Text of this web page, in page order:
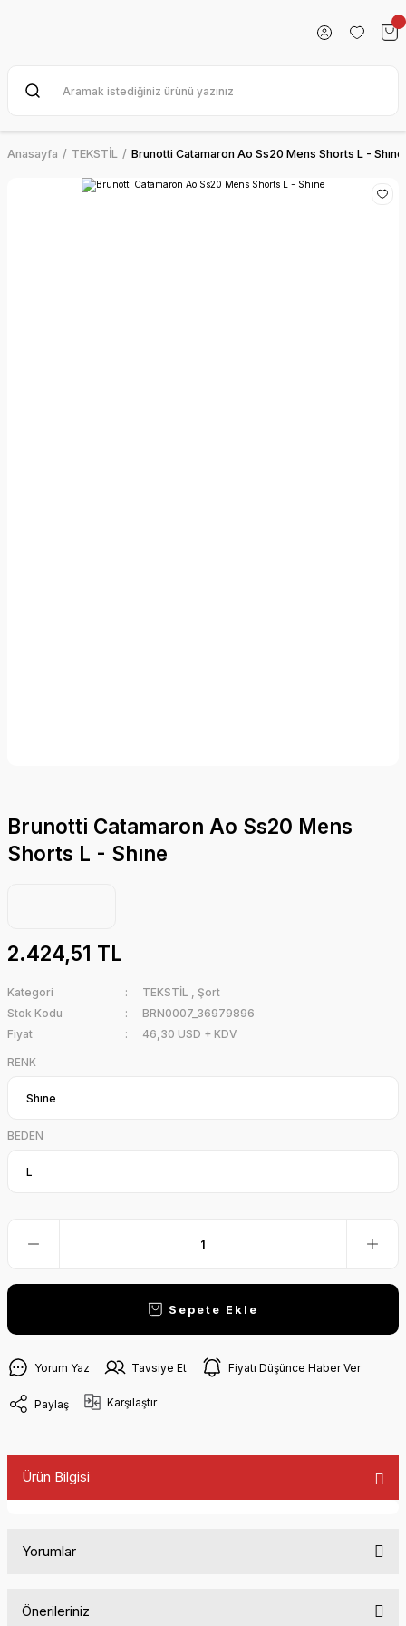
Anasayfa TEKSTİL Brunotti Catamaron Ao Ss20 Mens Shorts L - Shıne
Brunotti Catamaron Ao Ss20 Mens
Shorts L - Shıne
2.424,51 TL
Kategori TEKSTİL , Şort
Stok Kodu
BRN0007_36979896
Fiyat
46,30 USD + KDV
RENK
BEDEN
Sepete Ekle
Yorum Yaz Tavsiye Et Fiyatı Düşünce Haber Ver
Paylaş Karşılaştır
Ürün Bilgisi
Yorumlar
Önerileriniz